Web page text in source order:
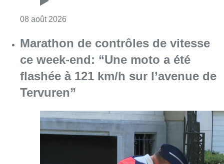
08 août 2026
Marathon de contrôles de vitesse
ce week-end: “Une moto a été
flashée à 121 km/h sur l’avenue de
Tervuren”